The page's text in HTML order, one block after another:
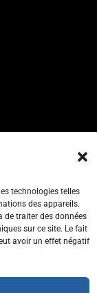
technologies telles
des appareils.
de traiter des données
sur ce site. Le fait
avoir un effet négatif